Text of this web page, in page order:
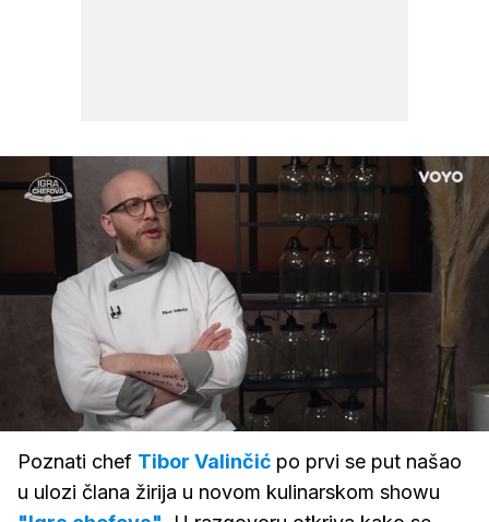
Upali
zvuk
/
Loaded:
24.13%
Poznati chef Tibor Valinčić po prvi se put našao
u ulozi člana žirija u novom kulinarskom showu